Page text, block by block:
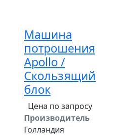
Машина
потрошения
Apollo /
Скользящий
блок
Цена по запросу
Производитель
Голландия